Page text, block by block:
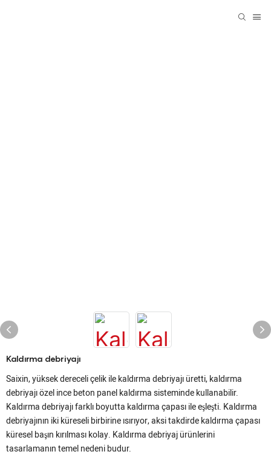
Kaldırma debriyajı
Saixin, yüksek dereceli çelik ile kaldırma debriyajı üretti, kaldırma
debriyajı özel ince beton panel kaldırma sisteminde kullanabilir.
Kaldırma debriyajı farklı boyutta kaldırma çapası ile eşleşti. Kaldırma
debriyajının iki küreseli birbirine ısırıyor, aksi takdirde kaldırma çapası
küresel başın kırılması kolay. Kaldırma debriyaj ürünlerini
tasarlamanın temel nedeni budur.